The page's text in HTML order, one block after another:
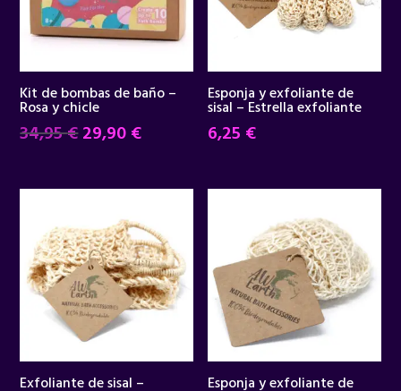
Kit de bombas de baño –
Rosa y chicle
34,95€El
34,95 €.
29,90€El
29,90 €.
Esponja y exfoliante de
sisal – Estrella exfoliante
6,25 €
Exfoliante de sisal – Esponja y exfoliante de